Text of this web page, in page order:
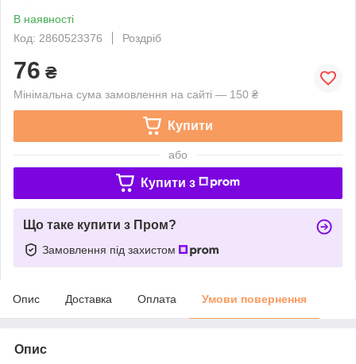
В наявності
Код: 2860523376
Роздріб
76 ₴
Мінімальна сума замовлення на сайті — 150 ₴
Купити
або
Купити з
Що таке купити з Пром?
Замовлення під захистом
Опис Доставка Оплата Умови повернення
Опис